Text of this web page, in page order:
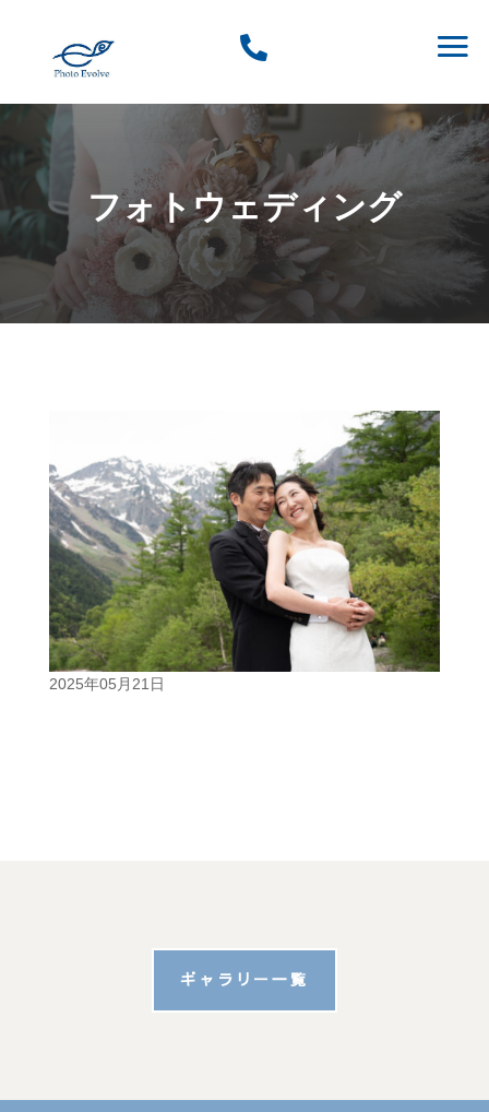

フォトウェディング
2025年05月21日
ギャラリー一覧